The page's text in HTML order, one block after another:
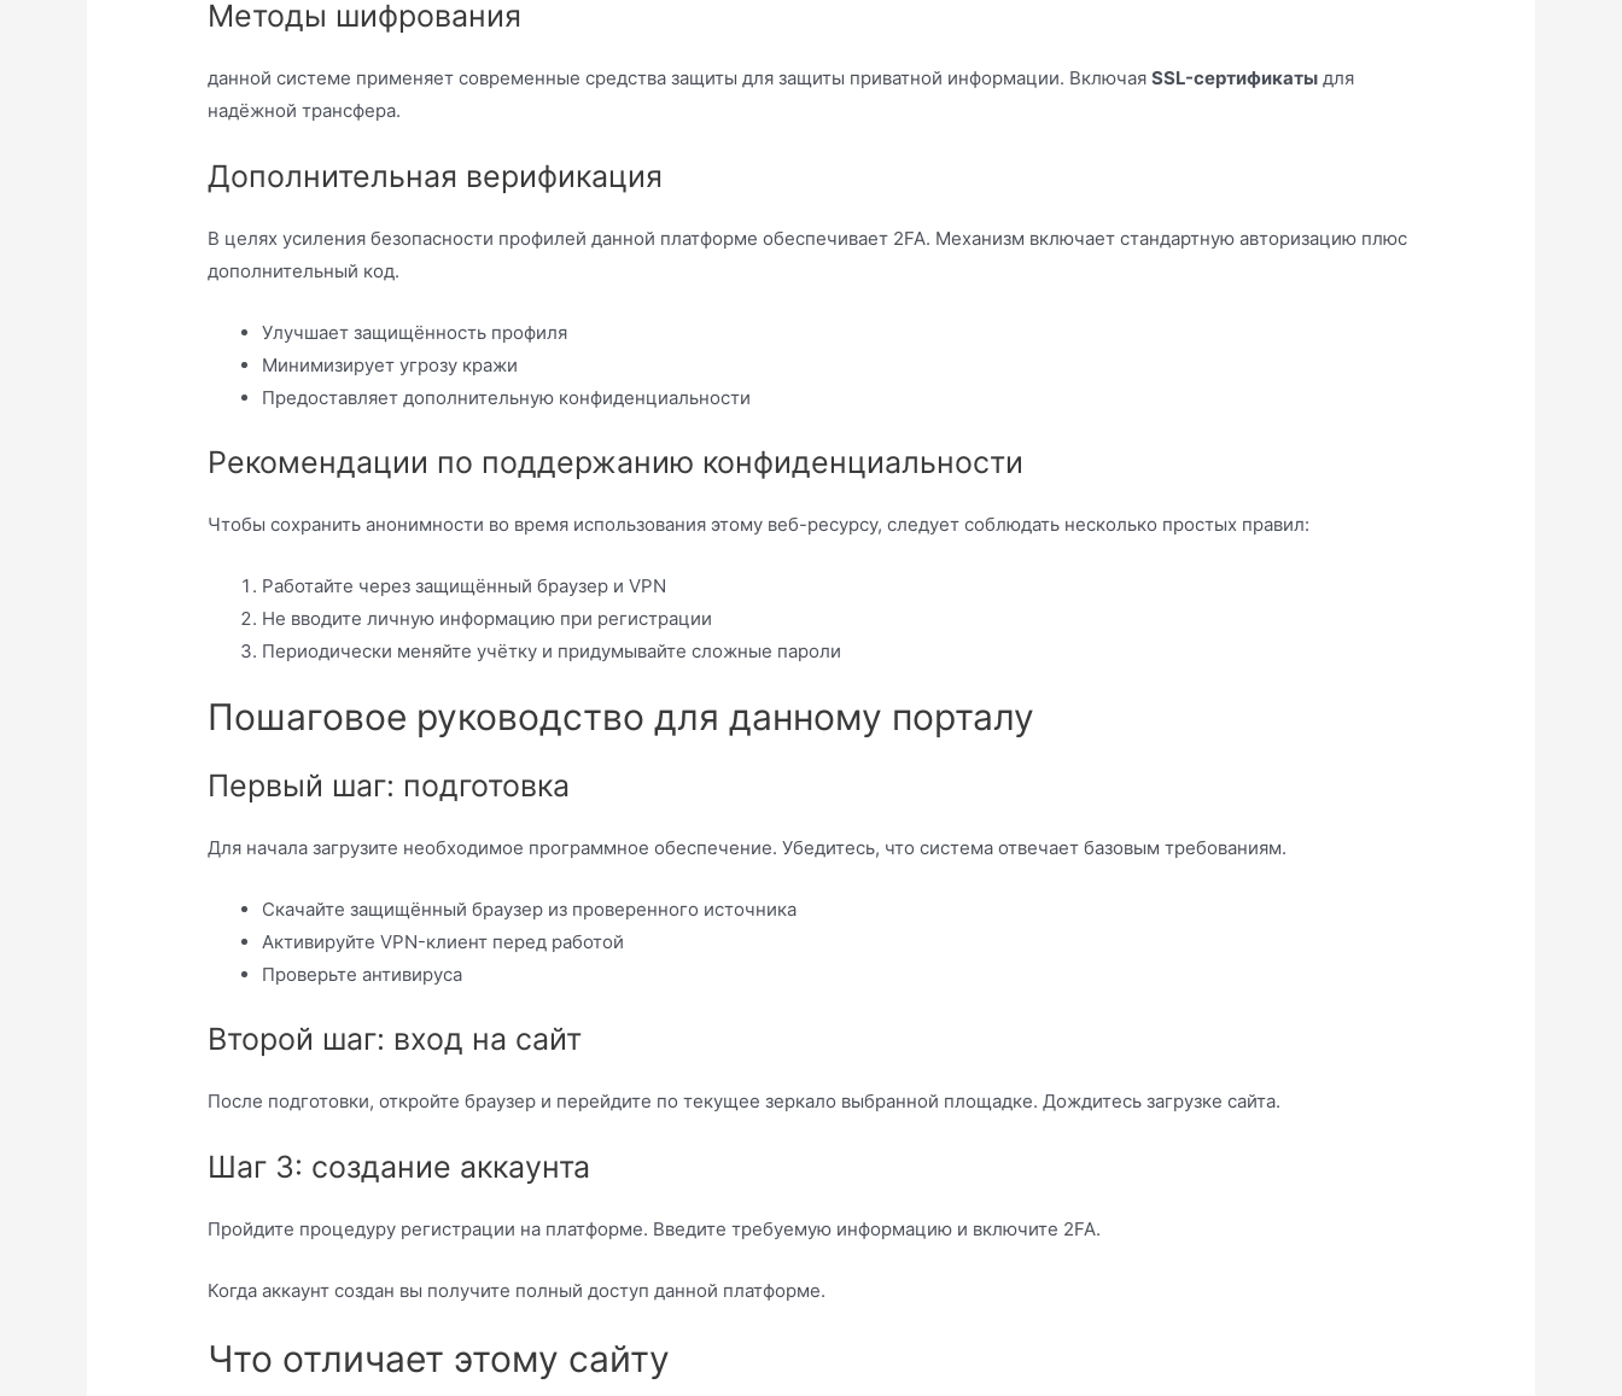
Методы шифрования
данной системе применяет современные средства защиты для защиты приватной информации. ВключаяSSL-сертификаты для
надёжной трансфера.
Дополнительная верификация
В целях усиления безопасности профилей данной платформе обеспечивает 2FA. Механизм включает стандартную авторизацию плюс
дополнительный код.
Улучшает защищённость профиля
Минимизирует угрозу кражи
Предоставляет дополнительную конфиденциальности
Рекомендации по поддержанию конфиденциальности
Чтобы сохранить анонимности во время использования этому веб-ресурсу, следует соблюдать несколько простых правил:
Работайте через защищённый браузер и VPN
Не вводите личную информацию при регистрации
Периодически меняйте учётку и придумывайте сложные пароли
Пошаговое руководство для данному порталу
Первый шаг: подготовка
Для начала загрузите необходимое программное обеспечение. Убедитесь, что система отвечает базовым требованиям.
Скачайте защищённый браузер из проверенного источника
Активируйте VPN-клиент перед работой
Проверьте антивируса
Второй шаг: вход на сайт
После подготовки, откройте браузер и перейдите по текущее зеркало выбранной площадке. Дождитесь загрузке сайта.
Шаг 3: создание аккаунта
Пройдите процедуру регистрации на платформе. Введите требуемую информацию и включите 2FA.
Когда аккаунт создан вы получите полный доступ данной платформе.
Что отличает этому сайту